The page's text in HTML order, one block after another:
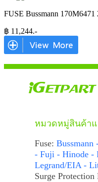
FUSE Bussmann
฿ 11,244.-
หมวดหมู่สินค้า
Fuse: Bussmann
- Fuji - Hinode -
Legrand/EIA -
Surge Protection